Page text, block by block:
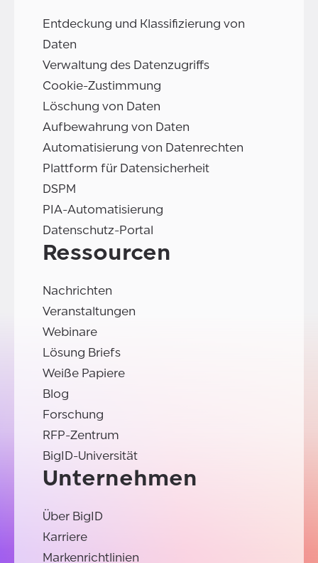
Entdeckung und Klassifizierung von
Daten
Verwaltung des Datenzugriffs
Cookie-Zustimmung
Löschung von Daten
Aufbewahrung von Daten
Automatisierung von Datenrechten
Plattform für Datensicherheit
DSPM
PIA-Automatisierung
Datenschutz-Portal
Ressourcen
Nachrichten
Veranstaltungen
Webinare
Lösung Briefs
Weiße Papiere
Blog
Forschung
RFP-Zentrum
BigID-Universität
Unternehmen
Über BigID
Karriere
Markenrichtlinien